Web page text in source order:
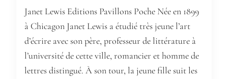
Janet Lewis Editions Pavillons Poche Née en 1899
à Chicagon Janet Lewis a étudié très jeune l’art
d’écrire avec son père, professeur de littérature à
l’université de cette ville, romancier et homme de
lettres distingué. À son tour, la jeune fille suit les